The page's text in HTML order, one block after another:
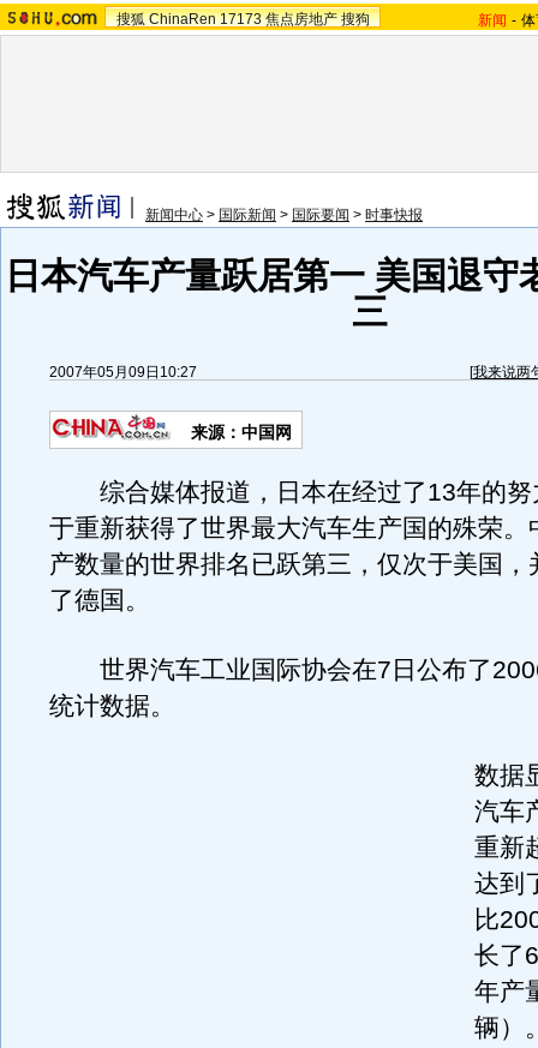
搜狐 ChinaRen 17173 焦点房地产 搜狗 新闻 -
新闻中心 > 国际新闻 > 国际要闻 > 时事快报
日本汽车产量跃居第一 美国退守
三
2007年05月09日10:27 [我来说两
来源：中国网
综合媒体报道，日本在经过了13年的努
于重新获得了世界最大汽车生产国的殊荣。
产数量的世界排名已跃第三，仅次于美国，
了德国。
世界汽车工业国际协会在7日公布了
统计数据。
数据
汽车
重新
达到
比
长了
年产
辆）